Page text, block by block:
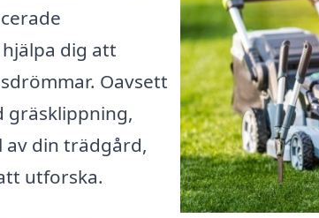
dig att
Oavsett
gräsklippning,
din trädgård,
utforska.